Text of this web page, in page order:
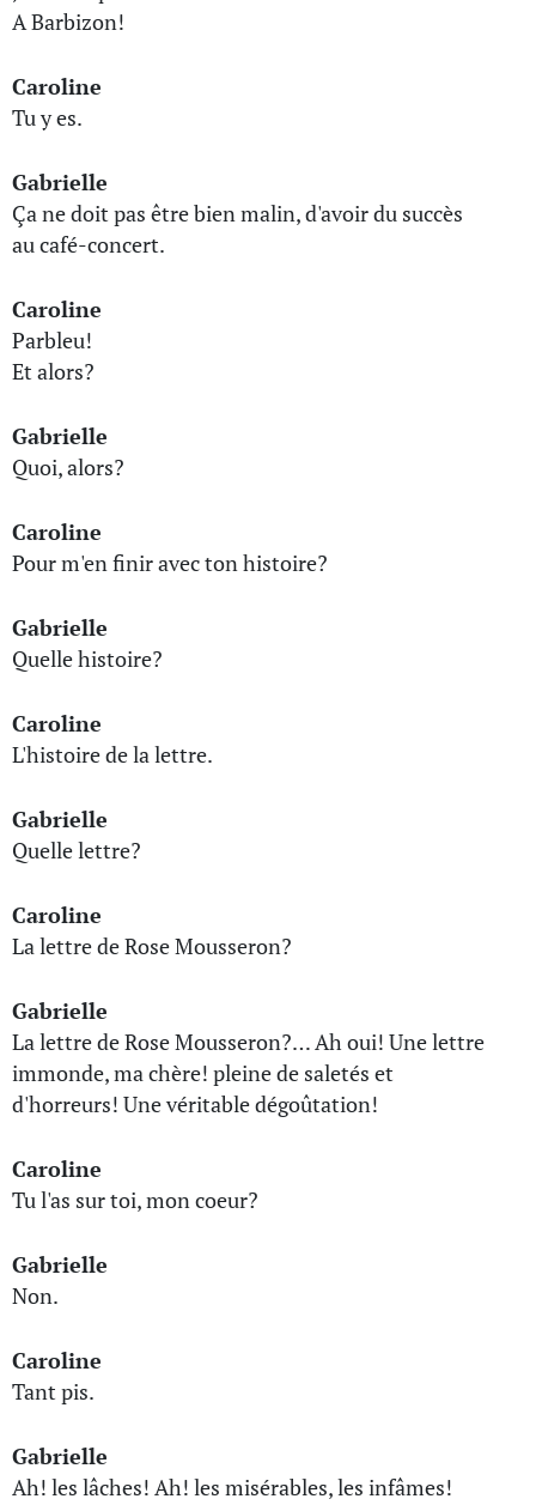
A Barbizon!
Caroline
Tu y es.
Gabrielle
Ça ne doit pas être bien malin, d'avoir du succès
au café-concert.
Caroline
Parbleu!
Et alors?
Gabrielle
Quoi, alors?
Caroline
Pour m'en finir avec ton histoire?
Gabrielle
Quelle histoire?
Caroline
L'histoire de la lettre.
Gabrielle
Quelle lettre?
Caroline
La lettre de Rose Mousseron?
Gabrielle
La lettre de Rose Mousseron?… Ah oui! Une lettre
immonde, ma chère! pleine de saletés et
d'horreurs! Une véritable dégoûtation!
Caroline
Tu l'as sur toi, mon coeur?
Gabrielle
Non.
Caroline
Tant pis.
Gabrielle
Ah! les lâches! Ah! les misérables, les infâmes!